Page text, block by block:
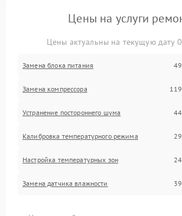
Цены на услуги
Цены актуальны на текущую дату
Замена блока питания
Замена компрессора
Устранение постороннего шума
Калибровка температурного режима
Настройка температурных зон
Замена датчика влажности